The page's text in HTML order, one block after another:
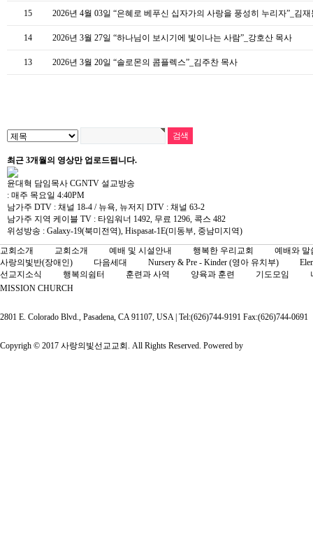
15 2026년 4월 03일 “은혜로 베푸신 십자가의 사랑을 풍성히 누리자”_김
14 2026년 3월 27일 “하나님이 보시기에 빛이나는 사람”_강호산 목사
13 2026년 3월 20일 “솔로몬의 콤플렉스”_김주찬 목사
최근 3개월의 영상만 업로드됩니다.
윤대혁 담임목사 CGNTV 설교방송
: 매주 목요일 4:40PM
남가주 DTV : 채널 18-4 / 뉴욕, 뉴저지 DTV : 채널 63-2
남가주 지역 케이블 TV : 타임워너 1492, 무료 1296, 콕스 482
위성방송 : Galaxy-19(북미전역), Hispasat-1E(미동부, 중남미지역)
교회소개
교회소개 예배 및 시설안내 행복한 우리교회
예배와 말
사랑의빛반(장애인)
다음세대 Nursery & Pre - Kinder (영아 유치부)
선교지소식
행복의쉼터 훈련과 사역 양육과 훈련 기도모임
MISSION CHURCH
2801 E. Colorado Blvd., Pasadena, CA 91107, USA | Tel:(626)744-9191 Fax:(626)744-0691
Copyrigh © 2017 사랑의빛선교교회. All Rights Reserved. Powered by